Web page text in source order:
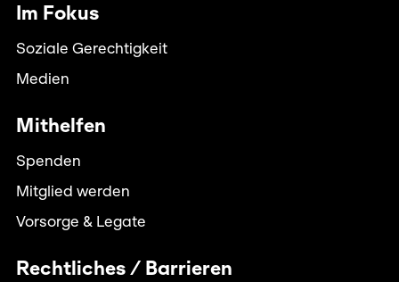
Im Fokus
Soziale Gerechtigkeit
Medien
Mithelfen
Spenden
Mitglied werden
Vorsorge & Legate
Rechtliches / Barrieren